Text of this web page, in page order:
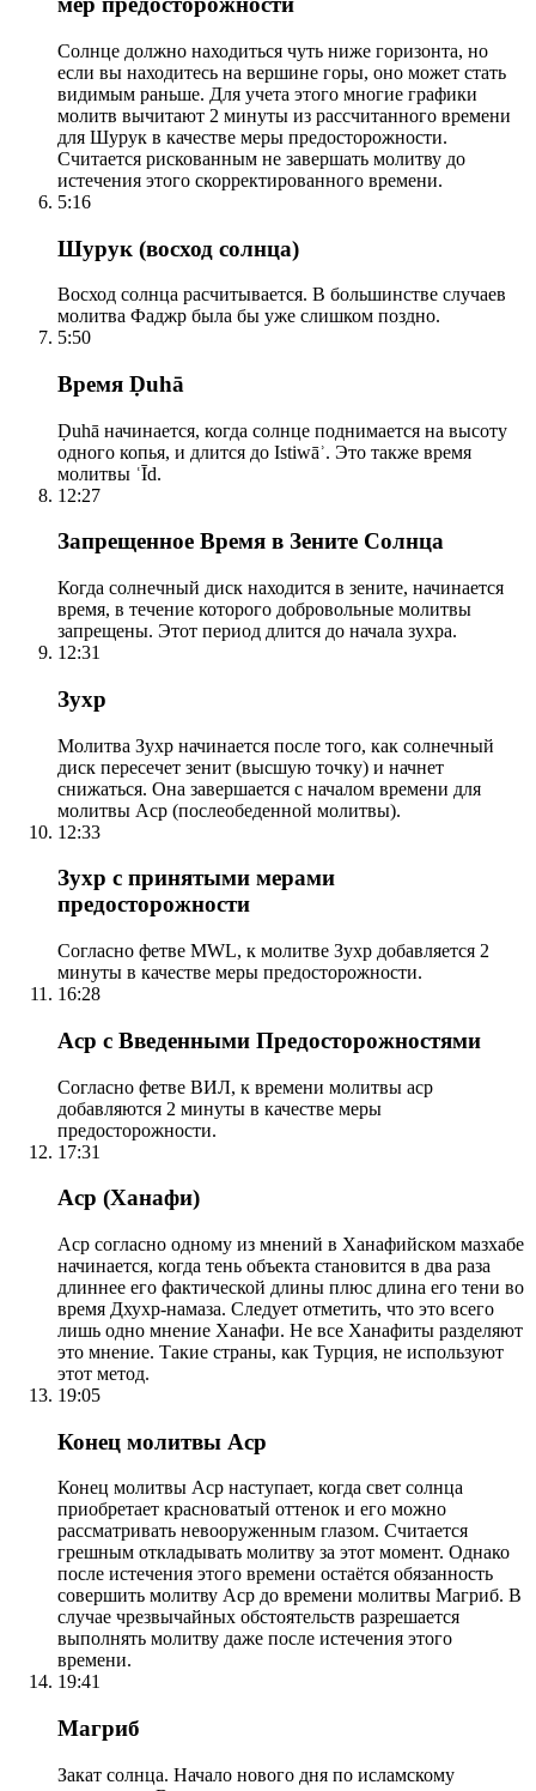
Солнце должно находиться чуть ниже горизонта, но
если вы находитесь на вершине горы, оно может стать
видимым раньше. Для учета этого многие графики
молитв вычитают 2 минуты из рассчитанного времени
для Шурук в качестве меры предосторожности.
Считается рискованным не завершать молитву до
истечения этого скорректированного времени.
5:16
Шурук (восход солнца)
Восход солнца расчитывается. В большинстве случаев
молитва Фаджр была бы уже слишком поздно.
5:50
Время Ḍuhā
Ḍuhā начинается, когда солнце поднимается на высоту
одного копья, и длится до Istiwāʾ. Это также время
молитвы ʿĪd.
12:27
Запрещенное Время в Зените Солнца
Когда солнечный диск находится в зените, начинается
время, в течение которого добровольные молитвы
запрещены. Этот период длится до начала зухра.
12:31
Зухр
Молитва Зухр начинается после того, как солнечный
диск пересечет зенит (высшую точку) и начнет
снижаться. Она завершается с началом времени для
молитвы Аср (послеобеденной молитвы).
12:33
Зухр с принятыми мерами
предосторожности
Согласно фетве MWL, к молитве Зухр добавляется 2
минуты в качестве меры предосторожности.
16:28
Аср с Введенными Предосторожностями
Согласно фетве ВИЛ, к времени молитвы аср
добавляются 2 минуты в качестве меры
предосторожности.
17:31
Аср (Ханафи)
Аср согласно одному из мнений в Ханафийском мазхабе
начинается, когда тень объекта становится в два раза
длиннее его фактической длины плюс длина его тени во
время Дхухр-намаза. Следует отметить, что это всего
лишь одно мнение Ханафи. Не все Ханафиты разделяют
это мнение. Такие страны, как Турция, не используют
этот метод.
19:05
Конец молитвы Аср
Конец молитвы Аср наступает, когда свет солнца
приобретает красноватый оттенок и его можно
рассматривать невооруженным глазом. Считается
грешным откладывать молитву за этот момент. Однако
после истечения этого времени остаётся обязанность
совершить молитву Аср до времени молитвы Магриб. В
случае чрезвычайных обстоятельств разрешается
выполнять молитву даже после истечения этого
времени.
19:41
Магриб
Закат солнца. Начало нового дня по исламскому